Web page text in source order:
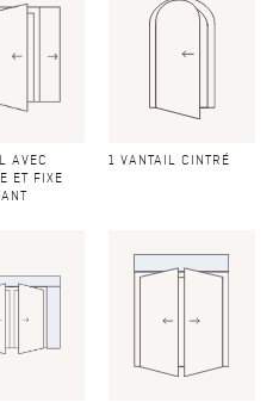
AVEC
ET FIXE
1 VANTAIL CINTRÉ